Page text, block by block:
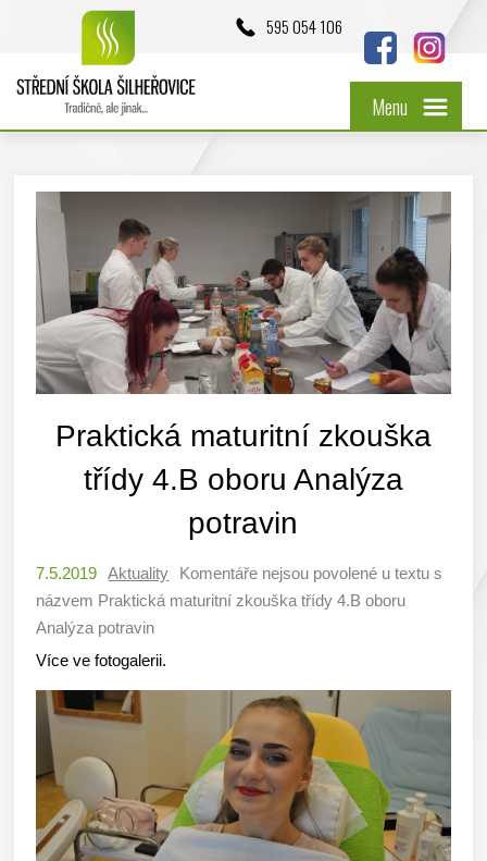
595 054 106
Menu
Praktická maturitní zkouška
třídy 4.B oboru Analýza
potravin
7.5.2019 Aktuality Komentáře nejsou povolené u textu s
názvem Praktická maturitní zkouška třídy 4.B oboru
Analýza potravin
Více ve fotogalerii.